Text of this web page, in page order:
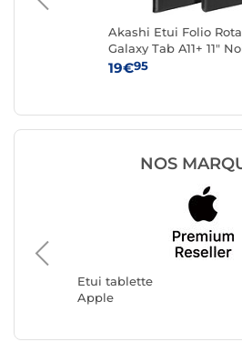
Akashi Etui Folio
Galaxy Tab A11+ 11"
19€95
NOS
Etui tablette
Apple